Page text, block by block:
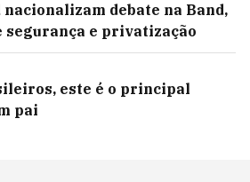
debate na Band,
segurança e privatização
este é o principal
pai